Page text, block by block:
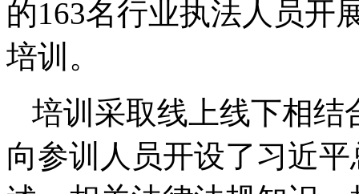
的163名行业执法人员开
培训。
培训采取线上线下相结
向参训人员开设了习近